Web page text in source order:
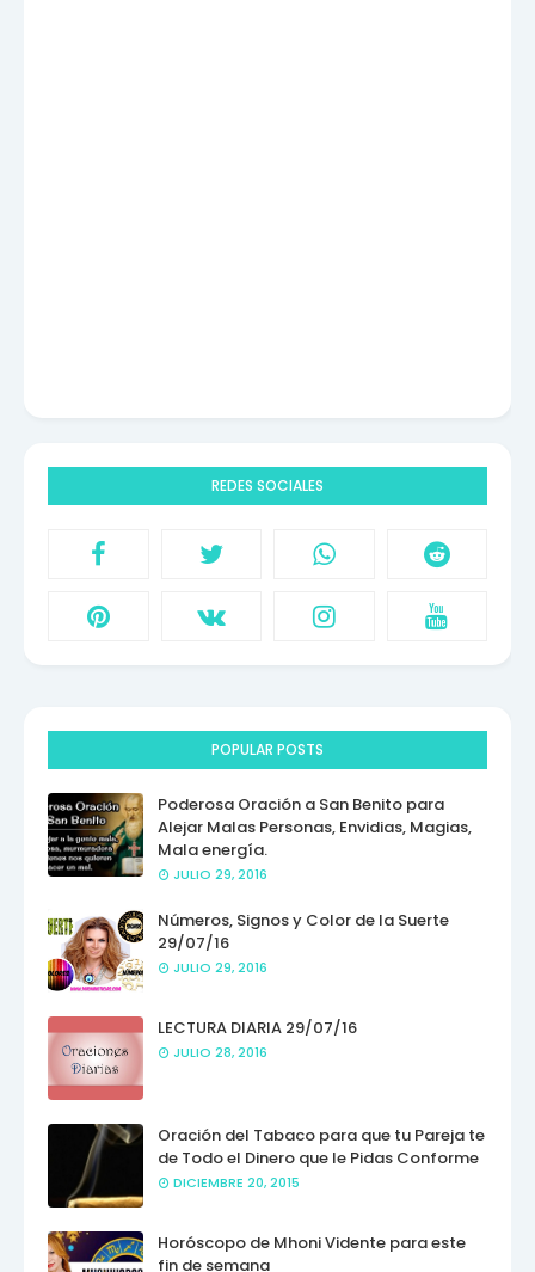
REDES SOCIALES
POPULAR POSTS
Poderosa Oración a San Benito para
Alejar Malas Personas, Envidias, Magias,
Mala energía.
JULIO 29, 2016
Números, Signos y Color de la Suerte
29/07/16
JULIO 29, 2016
LECTURA DIARIA 29/07/16
JULIO 28, 2016
Oración del Tabaco para que tu Pareja te
de Todo el Dinero que le Pidas Conforme
DICIEMBRE 20, 2015
Horóscopo de Mhoni Vidente para este
fin de semana